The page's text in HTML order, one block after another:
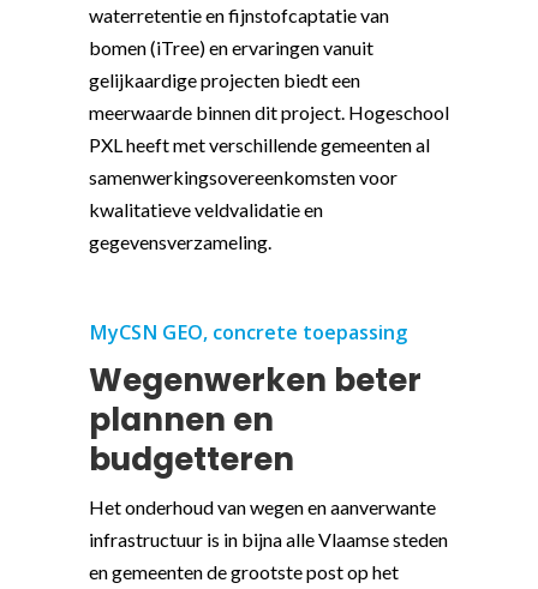
waterretentie en fijnstofcaptatie van
bomen (iTree) en ervaringen vanuit
gelijkaardige projecten biedt een
meerwaarde binnen dit project. Hogeschool
PXL heeft met verschillende gemeenten al
samenwerkingsovereenkomsten voor
kwalitatieve veldvalidatie en
gegevensverzameling.
MyCSN GEO, concrete toepassing
Wegenwerken beter
plannen en
budgetteren
Het onderhoud van wegen en aanverwante
infrastructuur is in bijna alle Vlaamse steden
en gemeenten de grootste post op het